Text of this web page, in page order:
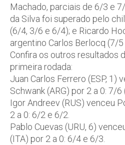
Machado, parciais de 6/3 e
da Silva foi superado pelo
(6/4, 3/6 e 6/4); e Ricardo
argentino Carlos Berlocq (7/5
Confira os outros resultados
primeira rodada:
Juan Carlos Ferrero (ESP, 1)
Schwank (ARG) por 2 a 0: 7/6
Igor Andreev (RUS) venceu
2 a 0: 6/2 e 6/2.
Pablo Cuevas (URU, 6)
(ITA) por 2 a 0: 6/4 e 6/3.